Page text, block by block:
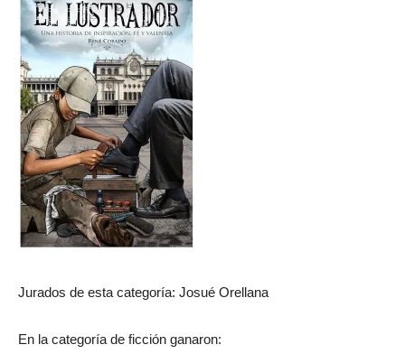
Jurados de esta categoría: Josué Orellana
En la categoría de ficción ganaron: